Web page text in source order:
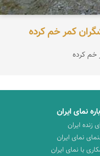
کمر خم کرده
خم کرده
نمای ایران
زنده ایران
نمای ایران
با نمای ایران